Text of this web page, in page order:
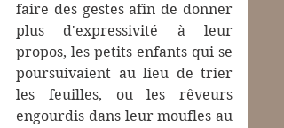
faire des gestes afin de donner
plus d'expressivité à leur
propos, les petits enfants qui se
poursuivaient au lieu de trier
les feuilles, ou les rêveurs
engourdis dans leur moufles au